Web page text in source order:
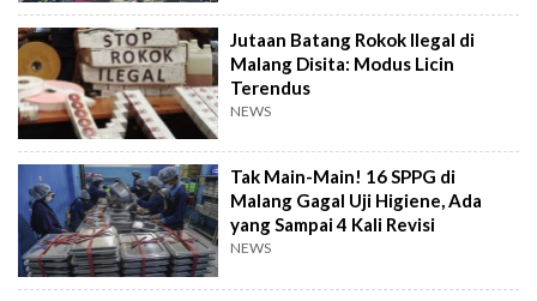
Jutaan Batang Rokok Ilegal di
Malang Disita: Modus Licin
Terendus
NEWS
Tak Main-Main! 16 SPPG di
Malang Gagal Uji Higiene, Ada
yang Sampai 4 Kali Revisi
NEWS